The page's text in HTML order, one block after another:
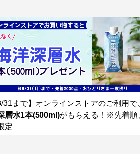
31まで】オンラインストアのご利用で
層水1本(500ml)がもらえる！※先着順
定